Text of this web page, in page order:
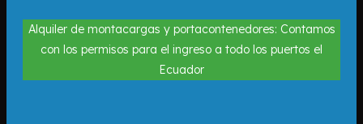
Alquiler de montacargas y portacontenedores: Contamos
con los permisos para el ingreso a todo los puertos el
Ecuador